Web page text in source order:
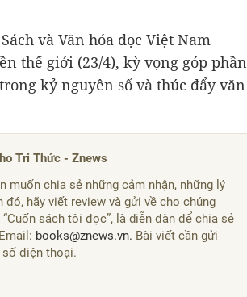
và Văn hóa đọc Việt Nam
thế giới (23/4), kỳ vọng góp phần
kỷ nguyên số và thúc đẩy văn
Tri Thức - Znews
muốn chia sẻ những cảm nhận, những lý
hãy viết review và gửi về cho chúng
sách tôi đọc”, là diễn đàn để chia sẻ
books@znews.vn. Bài viết cần gửi
số điện thoại.